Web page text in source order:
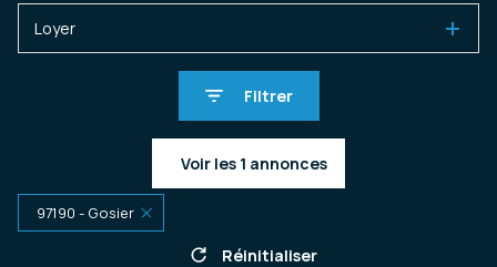
Loyer
Filtrer
Voir les 1 annonces
97190 - Gosier
Réinitialiser